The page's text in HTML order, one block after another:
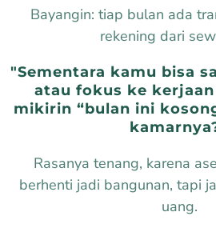
Bayangin: tiap bulan ada
rekening dari
"Sementara kamu bisa
atau fokus ke
mikirin “bulan ini
Rasanya tenang, karena
berhenti jadi bangunan, tapi
uang.